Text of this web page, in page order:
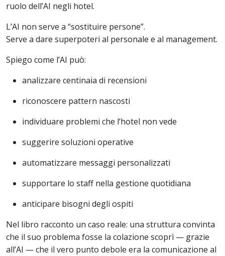
ruolo dell’AI negli hotel.
L’AI non serve a “sostituire persone”.
Serve a dare superpoteri al personale e al management.
Spiego come l’AI può:
analizzare centinaia di recensioni
riconoscere pattern nascosti
individuare problemi che l’hotel non vede
suggerire soluzioni operative
automatizzare messaggi personalizzati
supportare lo staff nella gestione quotidiana
anticipare bisogni degli ospiti
Nel libro racconto un caso reale: una struttura convinta
che il suo problema fosse la colazione scoprì — grazie
all’AI — che il vero punto debole era la comunicazione al